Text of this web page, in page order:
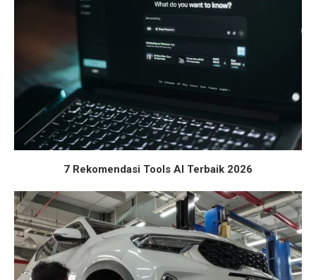
7 Rekomendasi Tools AI Terbaik 2026